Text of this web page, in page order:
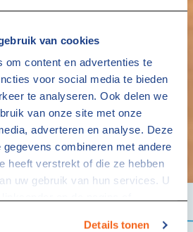
van cookies
om content en advertenties te
voor social media te bieden
te analyseren. Ook delen we
van onze site met onze
adverteren en analyse. Deze
combineren met andere
heeft verstrekt of die ze hebben
uw gebruik van hun services. U
Details tonen